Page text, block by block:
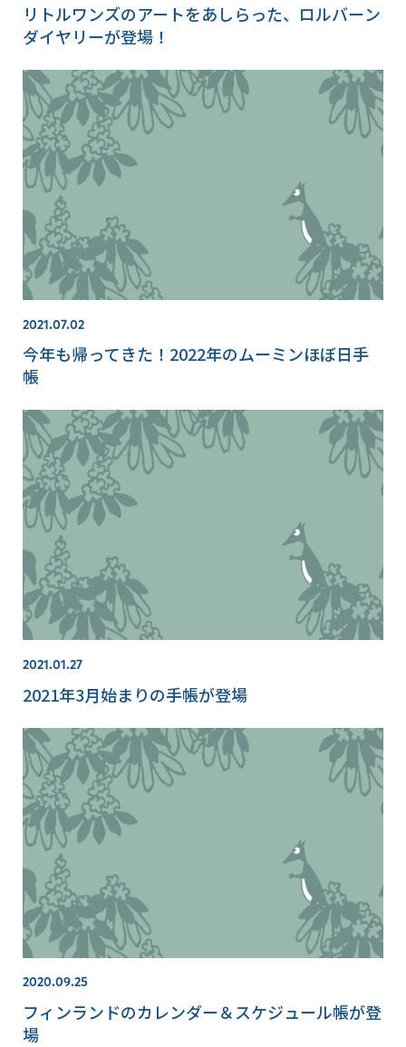
リトルワンズのアートをあしらった、ロルバーン
ダイヤリーが登場！
2021.07.02
今年も帰ってきた！2022年のムーミンほぼ日手
帳
2021.01.27
2021年3月始まりの手帳が登場
2020.09.25
フィンランドのカレンダー＆スケジュール帳が登
場